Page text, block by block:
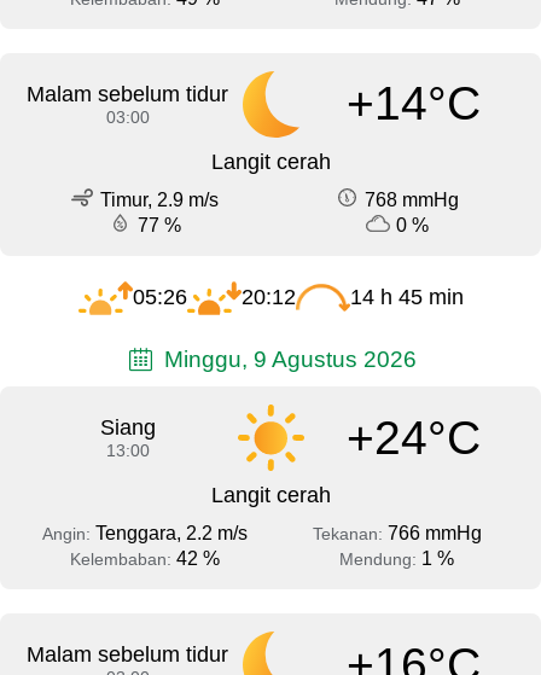
Malam sebelum tidur
03:00 +14°C
Langit cerah
Timur, 2.9 m/s
768 mmHg
77 %
0 %
05:26 20:12 14 h 45 min
Minggu, 9 Agustus 2026
Siang
13:00 +24°C
Langit cerah
Angin: Tenggara, 2.2 m/s Tekanan: 766 mmHg
Kelembaban: 42 % Mendung: 1 %
Malam sebelum tidur +16°C